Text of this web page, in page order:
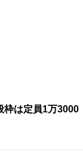
枠は定員1万3000